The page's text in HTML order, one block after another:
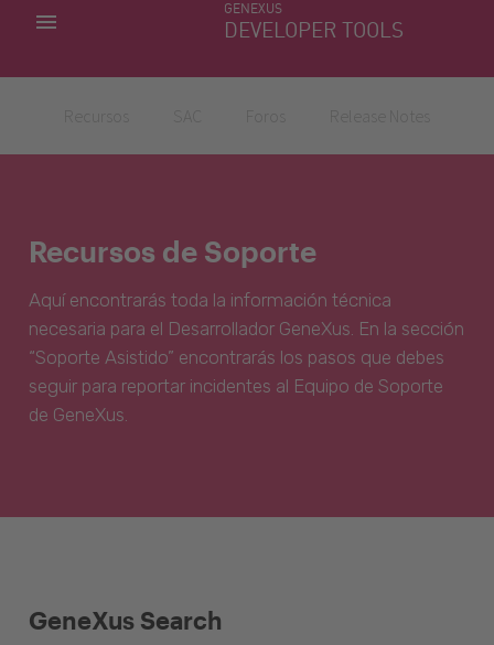
GENEXUS
DEVELOPER TOOLS
MIS APLICACIONES
Recursos de Soporte
Aquí encontrarás toda la información técnica
necesaria para el Desarrollador GeneXus. En la sección
“Soporte Asistido” encontrarás los pasos que debes
seguir para reportar incidentes al Equipo de Soporte
de GeneXus.
GeneXus Search